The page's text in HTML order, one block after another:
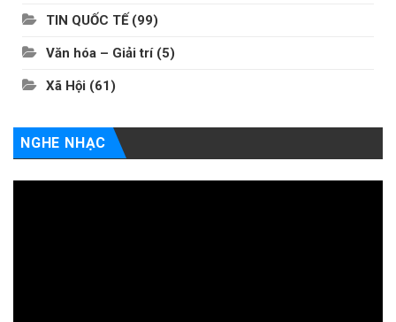
TIN QUỐC TẾ (99)
Văn hóa – Giải trí(5)
Xã Hội (61)
NGHE NHẠC